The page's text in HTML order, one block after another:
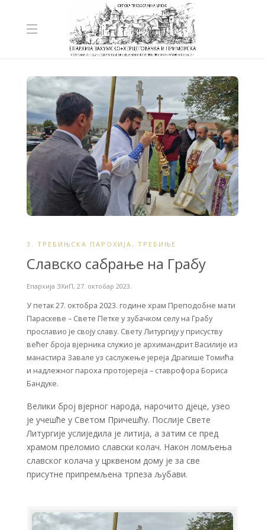
3. ТРЕБИЊСКА ПАРОХИЈА , ТРЕБИЊЕ
Славско сабрање на Грабу
Епархија ЗХиП, 27. октобар 2023.
У петак 27. октобра 2023. године храм Преподобне мати
Параскеве – Свете Петке у зубачком селу на Грабу
прославио је своју славу. Свету Литургију у присуству
већег броја вјерника служио је архимандрит Василије из
манастира Завале уз саслужење јереја Драгише Томића
и надлежног пароха протојереја – ставрофора Бориса
Бандуке.
Велики број вјерног народа, нарочито дјеце, узео
је учешће у Светом Причешћу. Послије Свете
Литургије услиједила је литија, а затим се пред
храмом преломио славски колач. Након ломљења
славског колача у црквеном дому је за све
присутне припремљена трпеза љубави.